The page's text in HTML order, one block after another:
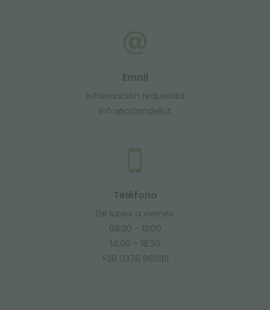
Email
Información requerida
info@orlandelli.it
Teléfono
De lunes a viernes
08:30 - 13:00
14:00 - 18:30
+39 0376 960311